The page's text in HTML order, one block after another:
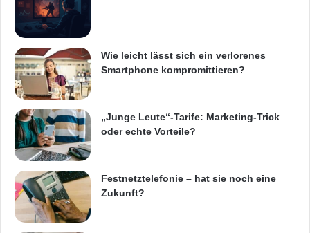
Wie leicht lässt sich ein verlorenes
Smartphone kompromittieren?
„Junge Leute“-Tarife: Marketing-Trick
oder echte Vorteile?
Festnetztelefonie – hat sie noch eine
Zukunft?